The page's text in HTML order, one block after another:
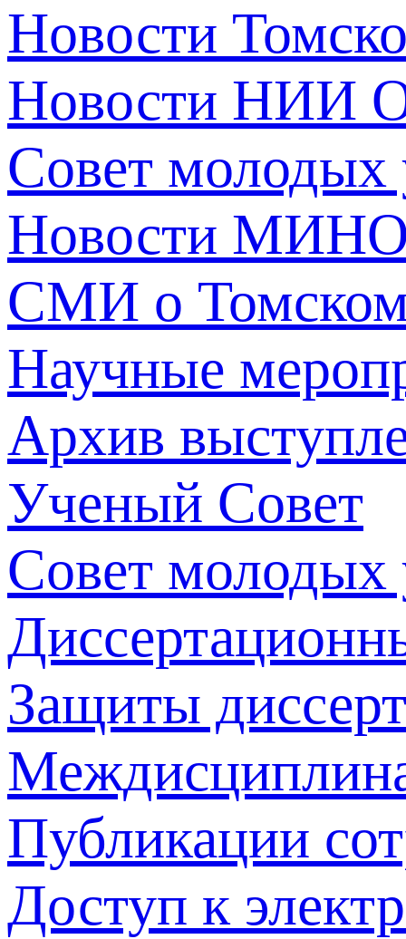
Новости
Новости НИИ
Совет молодых
Новости
СМИ о
Научные
Архив
Ученый Совет
Совет молодых
Защиты
Публикации
Доступ к